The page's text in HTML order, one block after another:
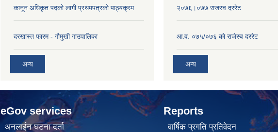
कानून अधिकृत पदको लागी प्रथमपत्रको पाठ्यक्रम
दरखास्त फारम - गाैमुखी गाउपालिका
अन्य
२०७६।०७७ राजस्व दररेट
आ.व. ०७५/०७६ को राजेस्व दररेट
अन्य
eGov services
अनलाईन घटना दर्ता
Reports
वार्षिक प्रगति प्रतिवेदन